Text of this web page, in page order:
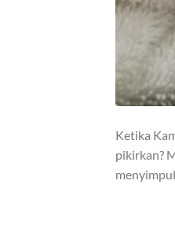
Ketika
pikirkan?